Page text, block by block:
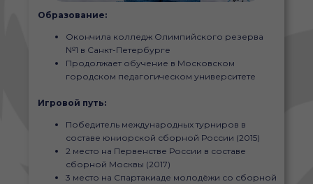
Образование:
Окончила колледж Олимпийского резерва
№1 в Санкт-Петербурге
Продолжает обучение в Московском
городском педагогическом университете
Игровой путь:
Победитель международных турниров в
составе юниорской сборной России (2015)
2 место на Первенстве России в составе
сборной Москвы (2017)
3 место на Спартакиаде молодёжи со сборной